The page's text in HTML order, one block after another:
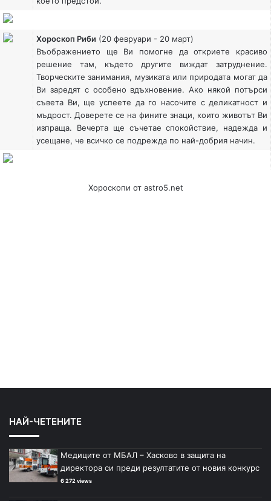
Хороскоп Риби (20 февруари - 20 март)
Въображението ще Ви помогне да откриете красиво
решение там, където другите виждат затруднение.
Творческите занимания, музиката или природата могат да
Ви заредят с особено вдъхновение. Ако някой потърси
съвета Ви, ще успеете да го насочите с деликатност и
мъдрост. Доверете се на фините знаци, които животът Ви
изпраща. Вечерта ще съчетае спокойствие, надежда и
усещане, че всичко се подрежда по най-добрия начин.
Хороскопи от astro5.net
НАЙ-ЧЕТЕНИТЕ
Медиците от МБАЛ – Хасково в защита на
директора си преди резултатите от новия конкурс
6 272 views